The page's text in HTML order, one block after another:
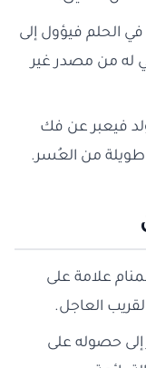
الحلم فيؤول إلى
له من مصدر غير
فيعبر عن فك
طويلة من العُسر.
علامة على
العاجل.
إلى حصوله على